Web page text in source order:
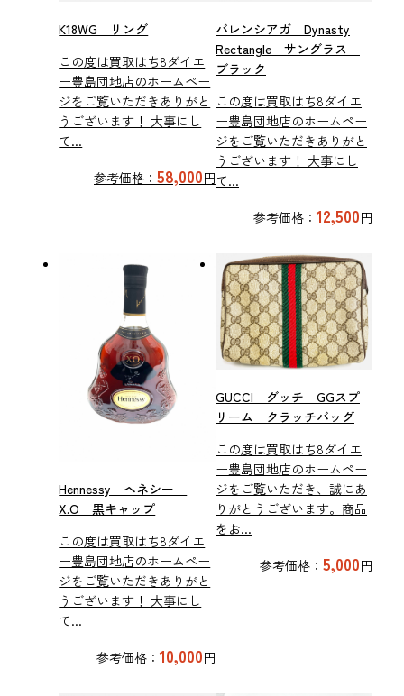
K18WG リング
この度は買取はち8ダイエ
ー豊島団地店のホームペー
ジをご覧いただきありがと
うございます！ 大事にし
て...
参考価格： 58,000円
バレンシアガ Dynasty
Rectangle サングラス
ブラック
この度は買取はち8ダイエ
ー豊島団地店のホームペー
ジをご覧いただきありがと
うございます！ 大事にし
て...
参考価格： 12,500円
Hennessy ヘネシー
X.O 黒キャップ
この度は買取はち8ダイエ
ー豊島団地店のホームペー
ジをご覧いただきありがと
うございます！ 大事にし
て...
参考価格： 10,000円
GUCCI グッチ GGスプ
リーム クラッチバッグ
この度は買取はち8ダイエ
ー豊島団地店のホームペー
ジをご覧いただき、誠にあ
りがとうございます。商品
をお...
参考価格： 5,000円